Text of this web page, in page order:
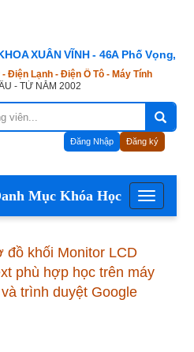
XUÂN VĨNH - 46A Phố Vọng,
Điện Lạnh - Điện Ô Tô - Máy Tính
- TỪ NĂM 2002
Đăng Nhập Đăng ký
Menu
Mục Khóa Học
đồ khối Monitor LCD
phù hợp học trên máy
trình duyệt Google